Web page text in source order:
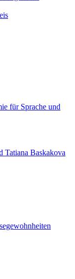
für Sprache und
Tatiana Baskakova